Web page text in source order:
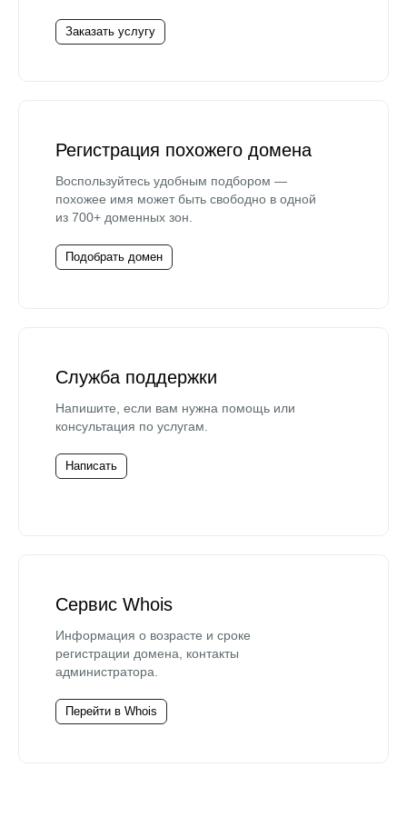
Заказать услугу
Регистрация похожего домена
Воспользуйтесь удобным подбором —
похожее имя может быть свободно в одной
из 700+ доменных зон.
Подобрать домен
Служба поддержки
Напишите, если вам нужна помощь или
консультация по услугам.
Написать
Сервис Whois
Информация о возрасте и сроке
регистрации домена, контакты
администратора.
Перейти в Whois